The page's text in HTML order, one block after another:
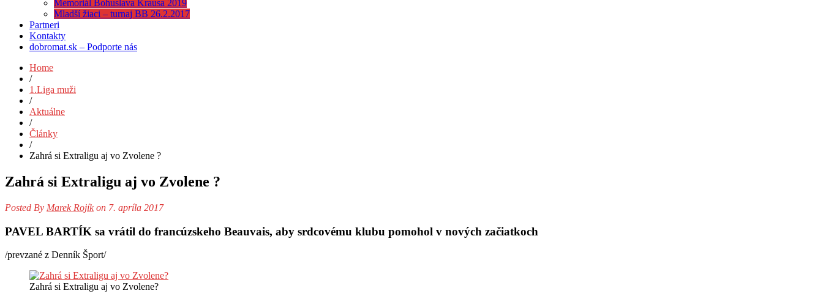
Memoriál Bohuslava Krausa 2019
Mladší žiaci – turnaj BB 26.2.2017
Partneri
Kontakty
dobromat.sk – Podporte nás
Home
/
1.Liga muži
/
Aktuálne
/
Články
/
Zahrá si Extraligu aj vo Zvolene ?
Zahrá si Extraligu aj vo Zvolene ?
Posted By Marek Rojíkon 7. apríla 2017
PAVEL BARTÍK sa vrátil do francúzskeho Beauvais, aby srdcovému klubu pomohol v nových začiatkoch
/prevzané z Denník Šport/
Zahrá si Extraligu aj vo Zvolene?